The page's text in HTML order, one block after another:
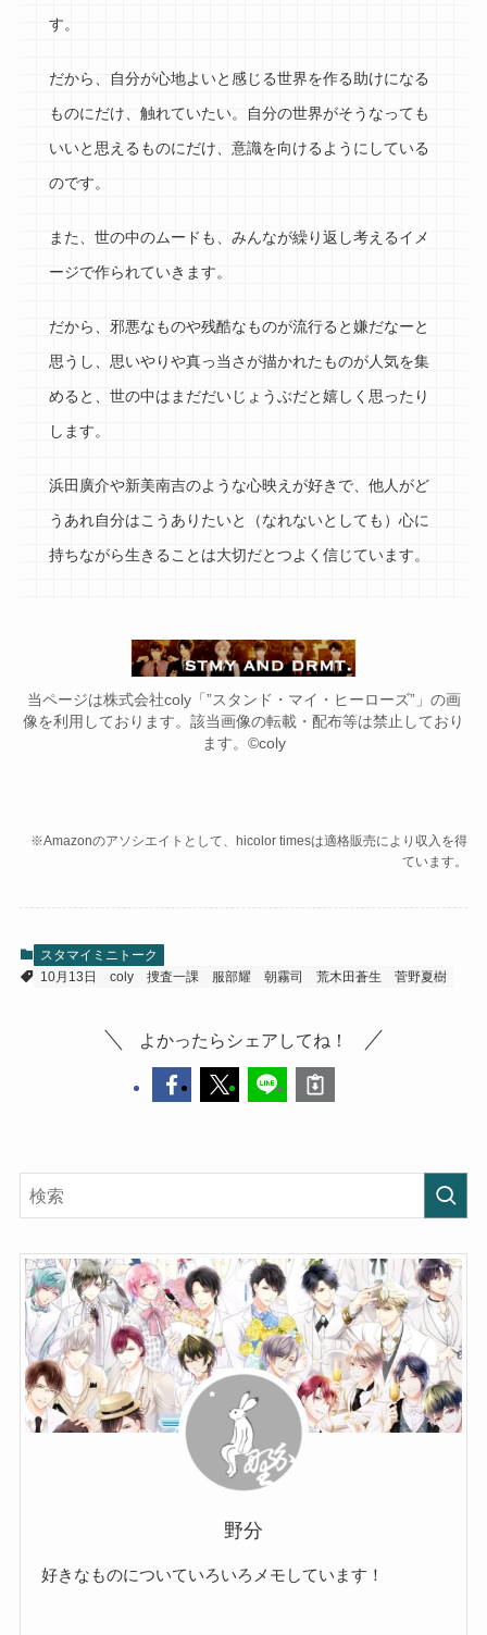
す。
だから、自分が心地よいと感じる世界を作る助けになる
ものにだけ、触れていたい。自分の世界がそうなっても
いいと思えるものにだけ、意識を向けるようにしている
のです。
また、世の中のムードも、みんなが繰り返し考えるイメ
ージで作られていきます。
だから、邪悪なものや残酷なものが流行ると嫌だなーと
思うし、思いやりや真っ当さが描かれたものが人気を集
めると、世の中はまだだいじょうぶだと嬉しく思ったり
します。
浜田廣介や新美南吉のような心映えが好きで、他人がど
うあれ自分はこうありたいと（なれないとしても）心に
持ちながら生きることは大切だとつよく信じています。
当ページは株式会社coly「”スタンド・マイ・ヒーローズ”」の画
像を利用しております。該当画像の転載・配布等は禁止しており
ます。©coly
※Amazonのアソシエイトとして、hicolor timesは適格販売により収入を得
ています。
スタマイミニトーク
10月13日
coly 捜査一課 服部耀 朝霧司 荒木田蒼生 菅野夏樹
よかったらシェアしてね！
野分
好きなものについていろいろメモしています！